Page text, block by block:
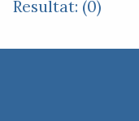
Resultat: (0)